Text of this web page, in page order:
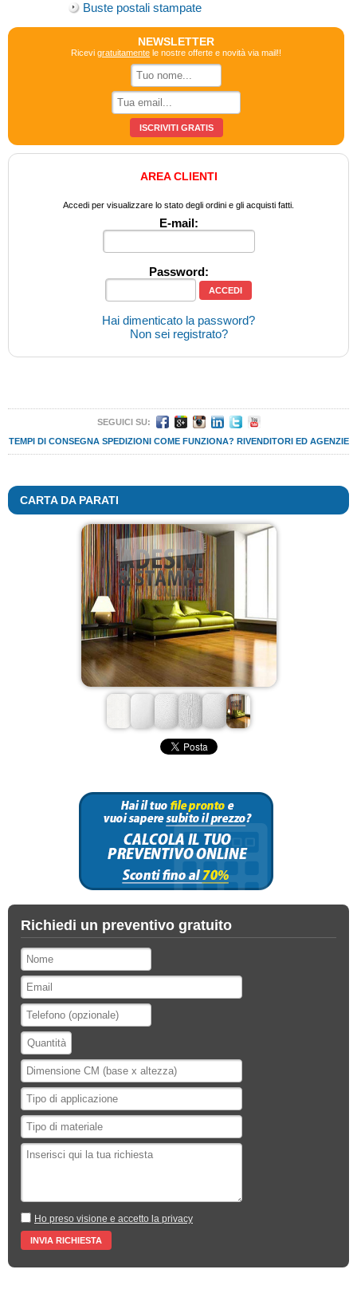
Buste postali stampate
NEWSLETTER
Ricevigratuitamente le nostre offerte e novità via mail!!
AREA CLIENTI
Accedi per visualizzare lo stato degli ordini e gli acquisti fatti.
E-mail:
Password:
Hai dimenticato la password?
Non sei registrato?
SEGUICI SU:
TEMPI DI CONSEGNA SPEDIZIONI COME FUNZIONA? RIVENDITORI ED AGENZIE
CARTA DA PARATI
Richiedi un preventivo gratuito
Ho preso visione e accetto la privacy